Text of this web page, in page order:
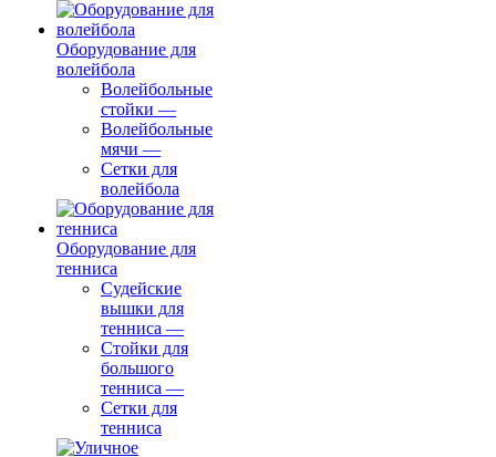
Оборудование для
волейбола
Волейбольные
стойки —
Волейбольные
мячи —
Сетки для
волейбола
Оборудование для
тенниса
Судейские
вышки для
тенниса —
Стойки для
большого
тенниса —
Сетки для
тенниса